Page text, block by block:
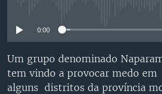
0:00
Um grupo denominado
tem vindo a provocar medo em
alguns distritos da província